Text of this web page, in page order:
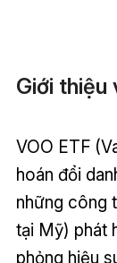
Giới thiệu
VOO ETF
hoán đổi
những công
tại Mỹ) phát
phỏng hiệu